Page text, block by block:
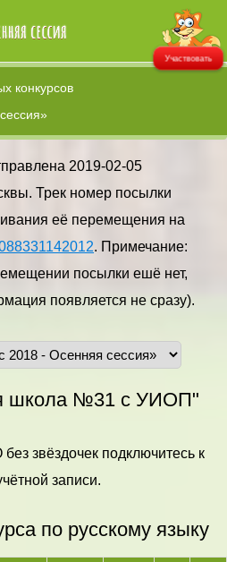
Участвовать
конкурсов
2019-02-05
Трек номер посылки
её перемещения на
. Примечание:
посылки ешё нет,
появляется не сразу).
школа №31 с УИОП"
звёздочек подключитесь к
записи.
по русскому языку